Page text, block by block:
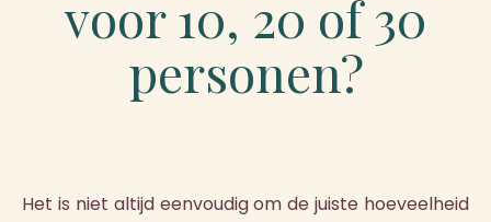
voor 10, 20 of 30
personen?
Het is niet altijd eenvoudig om de juiste hoeveelheid